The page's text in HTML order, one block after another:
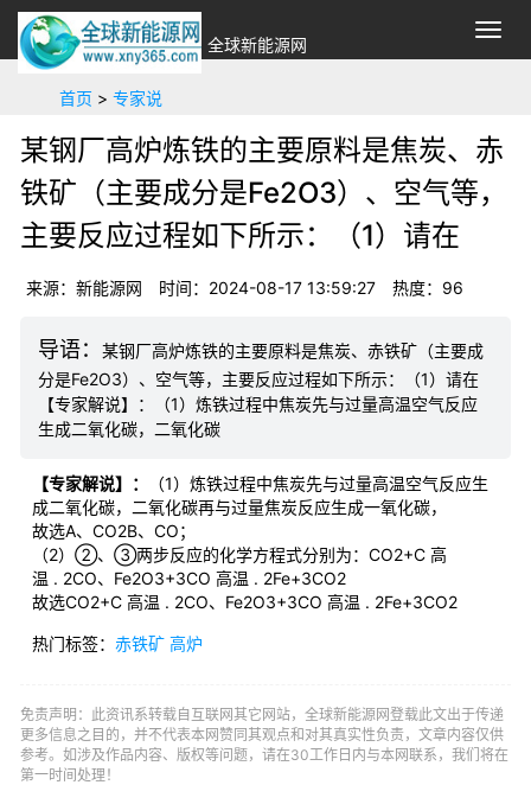
切
换
全球新能源网
首页 > 专家说
某钢厂高炉炼铁的主要原料是焦炭、赤
铁矿（主要成分是Fe2O3）、空气等，
主要反应过程如下所示：（1）请在
来源：新能源网 时间：2024-08-17 13:59:27 热度： 96
某钢厂高炉炼铁的主要原料是焦炭、赤铁矿（主要成
分是Fe2O3）、空气等，主要反应过程如下所示：（1）请在
【专家解说】：（1）炼铁过程中焦炭先与过量高温空气反应
生成二氧化碳，二氧化碳
【专家解说】：
（1）炼铁过程中焦炭先与过量高温空气反应生
成二氧化碳，二氧化碳再与过量焦炭反应生成一氧化碳，
故选A、CO2B、CO；
（2）②、③两步反应的化学方程式分别为：CO2+C 高
温 . 2CO、Fe2O3+3CO 高温 . 2Fe+3CO2
故选CO2+C 高温 . 2CO、Fe2O3+3CO 高温 . 2Fe+3CO2
热门标签： 赤铁矿 高炉
免责声明：此资讯系转载自互联网其它网站，全球新能源网登载此文出于传递
更多信息之目的，并不代表本网赞同其观点和对其真实性负责，文章内容仅供
参考。如涉及作品内容、版权等问题，请在30工作日内与本网联系，我们将在
第一时间处理！